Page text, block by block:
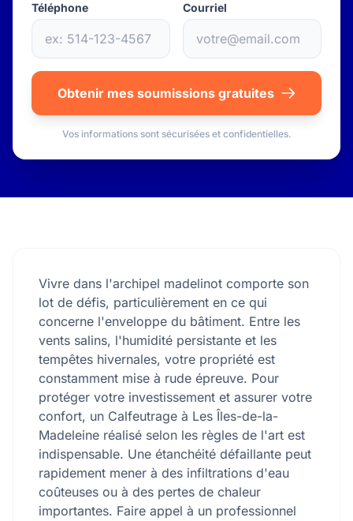
Téléphone Courriel
Obtenir mes soumissions gratuites
Vos informations sont sécurisées et confidentielles.
Vivre dans l'archipel madelinot comporte son
lot de défis, particulièrement en ce qui
concerne l'enveloppe du bâtiment. Entre les
vents salins, l'humidité persistante et les
tempêtes hivernales, votre propriété est
constamment mise à rude épreuve. Pour
protéger votre investissement et assurer votre
confort, un Calfeutrage à Les Îles-de-la-
Madeleine réalisé selon les règles de l'art est
indispensable. Une étanchéité défaillante peut
rapidement mener à des infiltrations d'eau
coûteuses ou à des pertes de chaleur
importantes. Faire appel à un professionnel